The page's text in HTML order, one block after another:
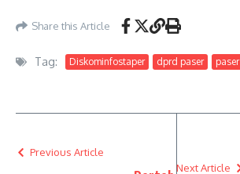
Share this Article
Tag: Diskominfostaper dprd paser paser
Previous Article
Next Article